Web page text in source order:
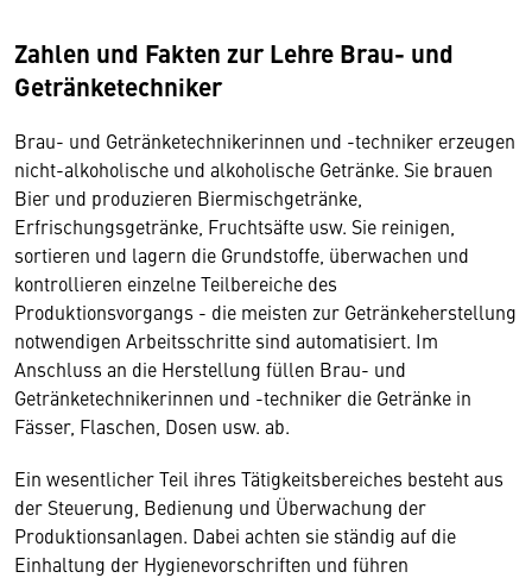
Zahlen und Fakten zur Lehre Brau- und
Getränketechniker
Brau- und Getränketechnikerinnen und -techniker erzeugen
nicht-alkoholische und alkoholische Getränke. Sie brauen
Bier und produzieren Biermischgetränke,
Erfrischungsgetränke, Fruchtsäfte usw. Sie reinigen,
sortieren und lagern die Grundstoffe, überwachen und
kontrollieren einzelne Teilbereiche des
Produktionsvorgangs - die meisten zur Getränkeherstellung
notwendigen Arbeitsschritte sind automatisiert. Im
Anschluss an die Herstellung füllen Brau- und
Getränketechnikerinnen und -techniker die Getränke in
Fässer, Flaschen, Dosen usw. ab.
Ein wesentlicher Teil ihres Tätigkeitsbereiches besteht aus
der Steuerung, Bedienung und Überwachung der
Produktionsanlagen. Dabei achten sie ständig auf die
Einhaltung der Hygienevorschriften und führen